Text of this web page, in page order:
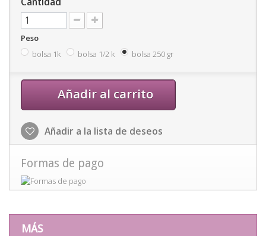
Peso
bolsa 1k
bolsa 1/2 k bolsa 250 gr
Añadir al carrito
Añadir a la lista de deseos
Formas de pago
MÁS